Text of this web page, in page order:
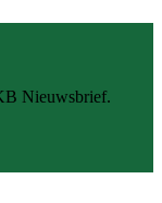
Nieuwsbrief.